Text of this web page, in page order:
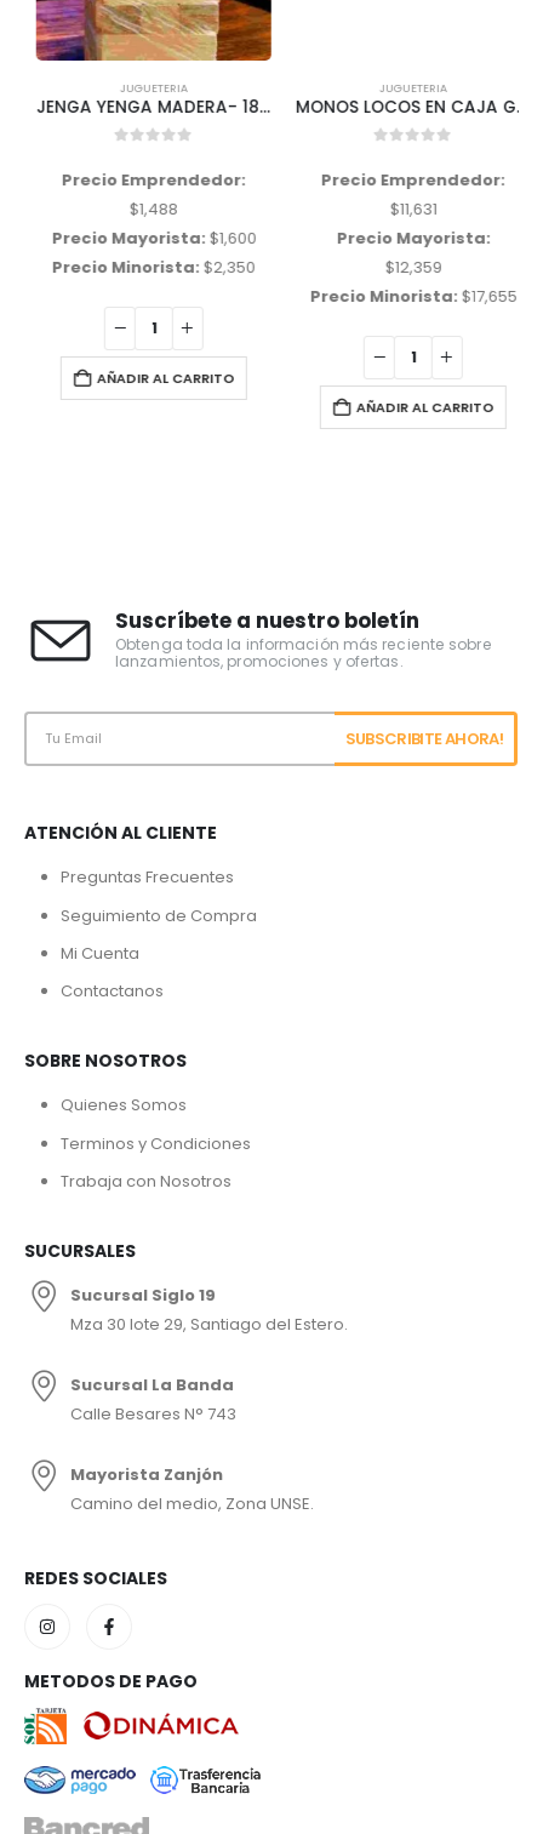
JUGUETERIA
JENGA YENGA MADERA- 18 CM «CHICO»
Precio Emprendedor:
1,488
Precio Mayorista:$ 1,600
Precio Minorista:$ 2,350
AÑADIR AL CARRITO
JUGUETERIA
MONOS LOCOS EN CAJA GRANDE
Precio Emprendedor:
11,631
Precio Mayorista:
12,359
Precio Minorista:$ 17,655
AÑADIR AL CARRITO
Suscríbete a nuestro boletín
Obtenga toda la información más reciente sobre
lanzamientos, promociones y ofertas.
ATENCIÓN AL CLIENTE
Preguntas Frecuentes
Seguimiento de Compra
Mi Cuenta
Contactanos
SOBRE NOSOTROS
Quienes Somos
Terminos y Condiciones
Trabaja con Nosotros
SUCURSALES
Sucursal Siglo 19
Mza 30 lote 29, Santiago del Estero.
Sucursal La Banda
Calle Besares N° 743
Mayorista Zanjón
Camino del medio, Zona UNSE.
REDES SOCIALES
METODOS DE PAGO